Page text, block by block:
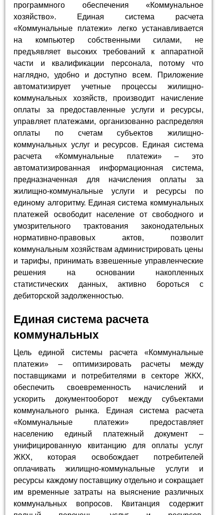
программного обеспечения «Коммунальное
хозяйство». Единая система расчета
«Коммунальные платежи» легко устанавливается
на компьютер собственными силами, не
предъявляет высоких требований к аппаратной
части и квалификации персонала, потому что
наглядно, удобно и доступно всем. Приложение
автоматизирует учетные процессы жилищно-
коммунальных хозяйств, производит начисление
оплаты за предоставленные услуги и ресурсы,
управляет платежами, организованно распределяя
оплаты по счетам субъектов жилищно-
коммунальных услуг и ресурсов. Единая система
расчета «Коммунальные платежи» – это
автоматизированная информационная система,
предназначенная для начисления оплаты за
жилищно-коммунальные услуги и ресурсы по
единому алгоритму. Единая система коммунальных
платежей освободит население от свободного и
умозрительного трактования законодательных
нормативно-правовых актов, позволит
коммунальным хозяйствам администрировать цены
и тарифы, принимать взвешенные управленческие
решения на основании накопленных
статистических данных, активно бороться с
дебиторской задолженностью.
Единая система расчета
коммунальных
Цель единой системы расчета «Коммунальные
платежи» – оптимизировать расчеты между
поставщиками и потребителями в секторе ЖКХ,
обеспечить своевременность начислений и
ускорить документооборот между субъектами
коммунального рынка. Единая система расчета
«Коммунальные платежи» предоставляет
населению единый платежный документ –
унифицированную квитанцию для оплаты услуг
ЖКХ, которая освобождает потребителей
оплачивать жилищно-коммунальные услуги и
ресурсы каждому поставщику отдельно и сокращает
им временные затраты на выяснение различных
коммунальных вопросов. Квитанция содержит